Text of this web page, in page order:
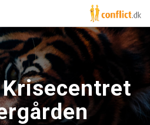
Krisecentret